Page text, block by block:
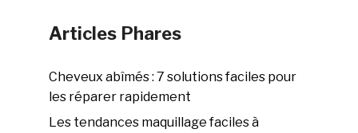
Articles Phares
Cheveux abîmés : 7 solutions faciles pour
les réparer rapidement
Les tendances maquillage faciles à